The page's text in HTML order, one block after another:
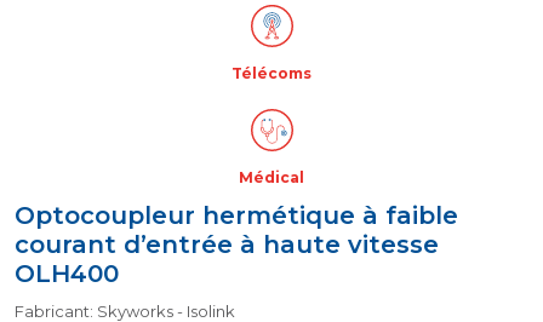
Télécoms
Médical
Optocoupleur hermétique à faible
courant d’entrée à haute vitesse
OLH400
Fabricant: Skyworks - Isolink